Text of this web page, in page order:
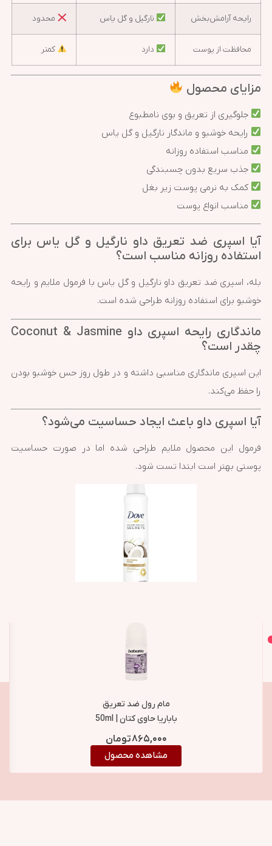
رایحه آرامش‌بخش نارگیل و گل یاس محدود
محافظت از پوست دارد کمتر
مزایای محصول
جلوگیری از تعریق و بوی نامطبوع
رایحه خوشبو و ماندگار نارگیل و گل یاس
مناسب استفاده روزانه
جذب سریع بدون چسبندگی
کمک به نرمی پوست زیر بغل
مناسب انواع پوست
آیا اسپری ضد تعریق داو نارگیل و گل یاس برای
استفاده روزانه مناسب است؟
بله، اسپری ضد تعریق داو نارگیل و گل یاس با فرمول ملایم و رایحه
خوشبو برای استفاده روزانه طراحی شده است.
ماندگاری رایحه اسپری داو Coconut & Jasmine
چقدر است؟
این اسپری ماندگاری مناسبی داشته و در طول روز حس خوشبو بودن
را حفظ می‌کند.
آیا اسپری داو باعث ایجاد حساسیت می‌شود؟
فرمول این محصول ملایم طراحی شده اما در صورت حساسیت
پوستی بهتر است ابتدا تست شود.
محصولات مشابه
مام رول ضد تعریق
باباریا حاوی کتان 50ml |
Babaria Cotton Roll-
On Deodorant
۸۶۵,۰۰۰تومان
مشاهده محصول